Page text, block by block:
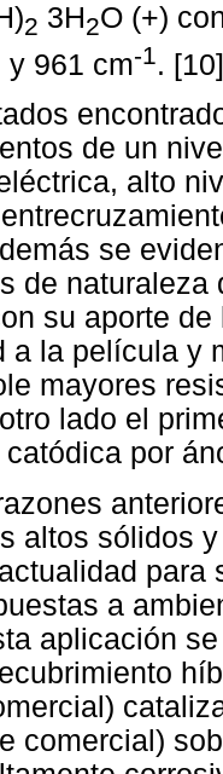
2 3H2O (+)
y 961 cm-1. [10]
de un
alto
se
de
su aporte
a la película y
mayores
lado el
por
altos sólidos
para
a
aplicación
comercial)